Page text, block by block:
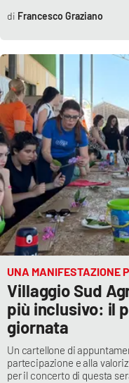
Francesco Graziano
UNA MANIFESTAZIONE
Villaggio Sud
più inclusivo: il
giornata
Un cartellone di
partecipazione e alla
per il concerto di questa